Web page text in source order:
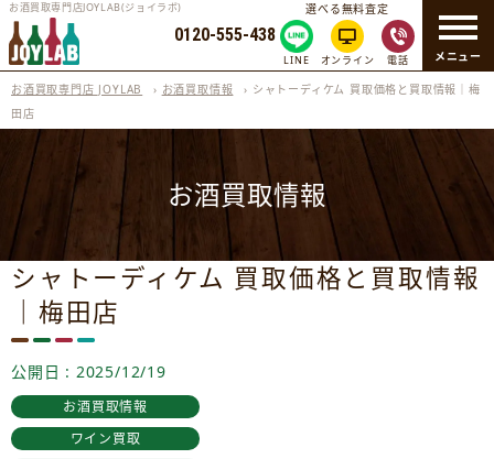
メニュー
お酒買取専門店JOYLAB(ジョイラボ)
0120-555-438
選べる無料査定
LINE オンライン 電話
お酒買取専門店 JOYLAB › お酒買取情報 › シャトーディケム 買取価格と買取情報｜梅
田店
お酒買取情報
シャトーディケム 買取価格と買取情報
｜梅田店
公開日 : 2025/12/19
お酒買取情報
ワイン買取